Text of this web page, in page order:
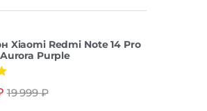
Xiaomi Redmi Note 14 Pro
Purple
19 999₽